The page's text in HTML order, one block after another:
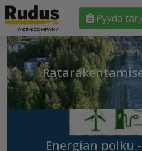
Pyydä
Energian polku